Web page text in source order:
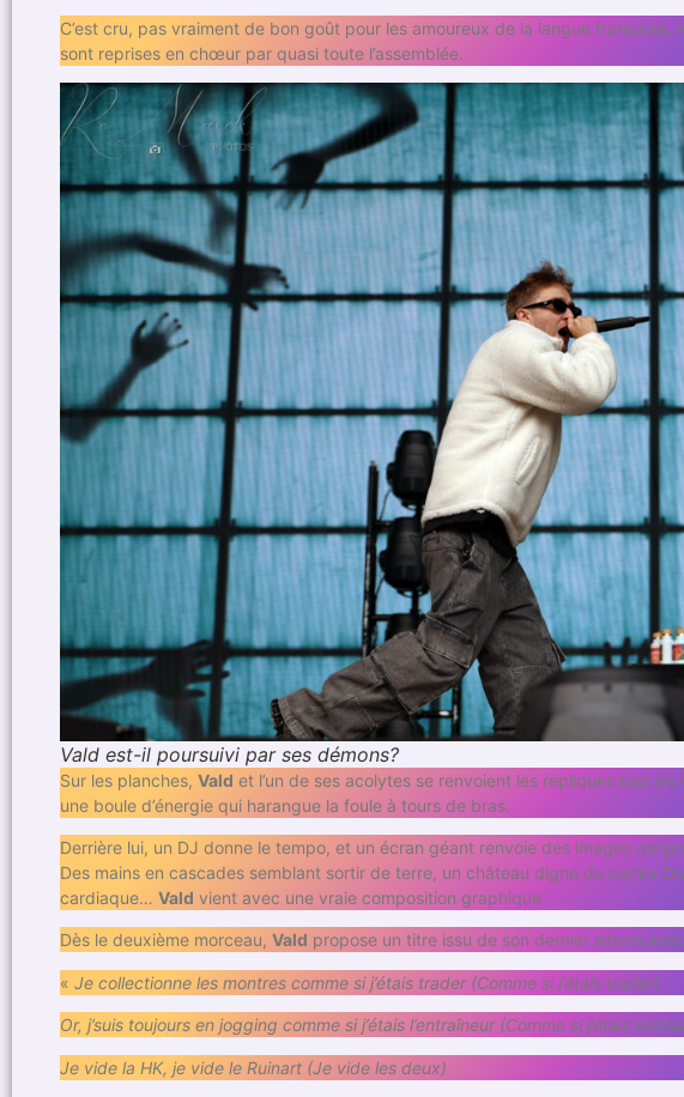
C’est cru, pas vraiment de bon goût pour les amoureux de la langue
sont reprises en chœur par quasi toute l’assemblée.
Vald est-il poursuivi par ses démons?
Sur les planches, Vald et l’un de ses acolytes se renvoient les répliques tout
une boule d’énergie qui harangue la foule à tours de bras.
Derrière lui, un DJ donne le tempo, et un écran géant renvoie des images qui
Des mains en cascades semblant sortir de terre, un château digne du comte
cardiaque… Vald vient avec une vraie composition graphique.
Dès le deuxième morceau, Vald propose un titre issu de son dernier album
« Je collectionne les montres comme si j’étais trader (Comme si j’étais trader)
Or, j’suis toujours en jogging comme si j’étais l’entraîneur (Comme si j’étais
Je vide la HK, je vide le Ruinart (Je vide les deux)